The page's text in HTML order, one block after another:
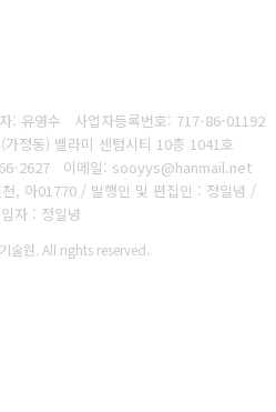
: 유영수 사업자등록번호: 717-86-01192
정동) 벨라미 센텀시티 10층 1041호
2627
이메일: sooyys@hanmail.net
, 아01770 / 발행인 및 편집인 : 정일녕 /
자 : 정일녕
술원. All rights reserved.